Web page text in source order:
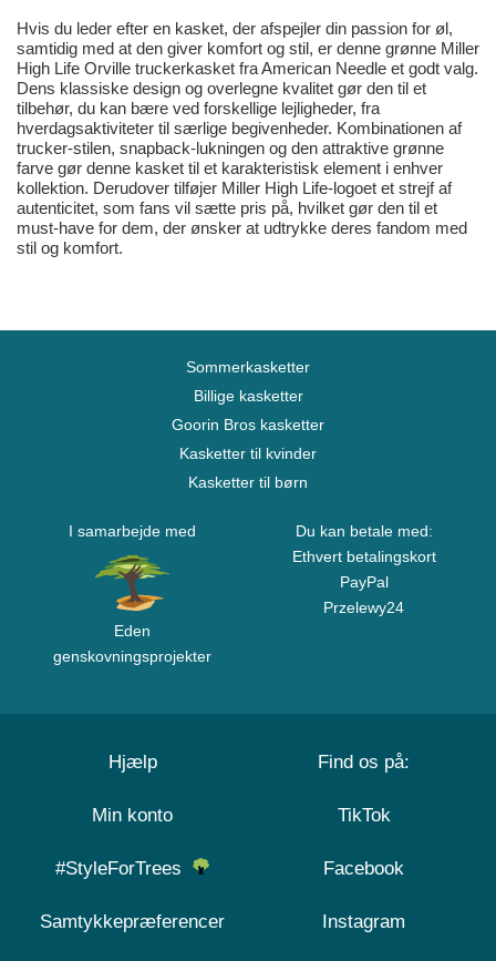
Hvis du leder efter en kasket, der afspejler din passion for øl,
samtidig med at den giver komfort og stil, er denne grønne Miller
High Life Orville truckerkasket fra American Needle et godt valg.
Dens klassiske design og overlegne kvalitet gør den til et
tilbehør, du kan bære ved forskellige lejligheder, fra
hverdagsaktiviteter til særlige begivenheder. Kombinationen af
trucker-stilen, snapback-lukningen og den attraktive grønne
farve gør denne kasket til et karakteristisk element i enhver
kollektion. Derudover tilføjer Miller High Life-logoet et strejf af
autenticitet, som fans vil sætte pris på, hvilket gør den til et
must-have for dem, der ønsker at udtrykke deres fandom med
stil og komfort.
Sommerkasketter
Billige kasketter
Goorin Bros kasketter
Kasketter til kvinder
Kasketter til børn
I samarbejde med
Eden
genskovningsprojekter
Du kan betale med:
Ethvert betalingskort
PayPal
Przelewy24
Hjælp
Min konto
#StyleForTrees
Samtykkepræferencer
Find os på:
TikTok
Facebook
Instagram